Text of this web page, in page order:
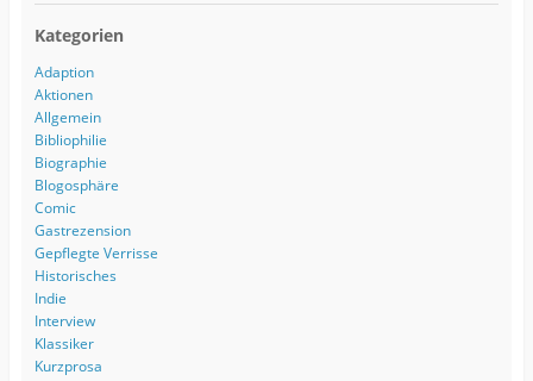
Kategorien
Adaption
Aktionen
Allgemein
Bibliophilie
Biographie
Blogosphäre
Comic
Gastrezension
Gepflegte Verrisse
Historisches
Indie
Interview
Klassiker
Kurzprosa